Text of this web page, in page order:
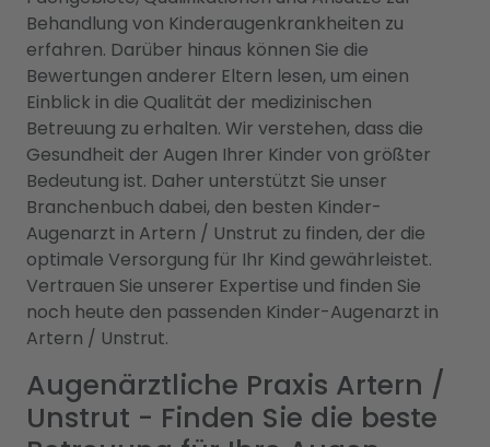
Behandlung von Kinderaugenkrankheiten zu
erfahren. Darüber hinaus können Sie die
Bewertungen anderer Eltern lesen, um einen
Einblick in die Qualität der medizinischen
Betreuung zu erhalten. Wir verstehen, dass die
Gesundheit der Augen Ihrer Kinder von größter
Bedeutung ist. Daher unterstützt Sie unser
Branchenbuch dabei, den besten Kinder-
Augenarzt in Artern / Unstrut zu finden, der die
optimale Versorgung für Ihr Kind gewährleistet.
Vertrauen Sie unserer Expertise und finden Sie
noch heute den passenden Kinder-Augenarzt in
Artern / Unstrut.
Augenärztliche Praxis Artern /
Unstrut - Finden Sie die beste